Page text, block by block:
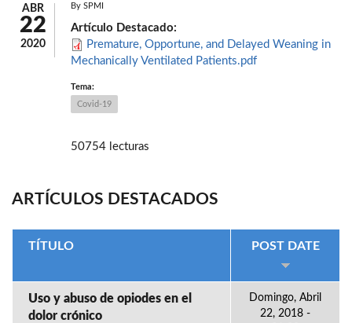
ABR
22
2020
By SPMI
Artículo Destacado:
Premature, Opportune, and Delayed Weaning in
Mechanically Ventilated Patients.pdf
Tema:
Covid-19
50754 lecturas
ARTÍCULOS DESTACADOS
TÍTULO POST DATE
Uso y abuso de opiodes en el
dolor crónico
Domingo, Abril
22, 2018 -